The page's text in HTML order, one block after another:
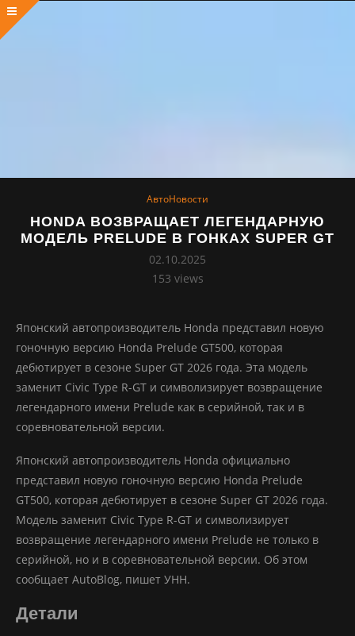
АвтоНовости
HONDA ВОЗВРАЩАЕТ ЛЕГЕНДАРНУЮ
МОДЕЛЬ PRELUDE В ГОНКАХ SUPER GT
02.10.2025
153 views
Японский автопроизводитель Honda представил новую
гоночную версию Honda Prelude GT500, которая
дебютирует в сезоне Super GT 2026 года. Эта модель
заменит Civic Type R-GT и символизирует возвращение
легендарного имени Prelude как в серийной, так и в
соревновательной версии.
Японский автопроизводитель Honda официально
представил новую гоночную версию Honda Prelude
GT500, которая дебютирует в сезоне Super GT 2026 года.
Модель заменит Civic Type R-GT и символизирует
возвращение легендарного имени Prelude не только в
серийной, но и в соревновательной версии. Об этом
сообщает АutoВlog, пишет УНН.
Детали